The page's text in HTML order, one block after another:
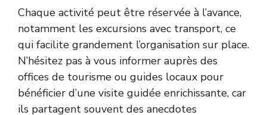
Chaque activité peut être réservée à l’avance,
notamment les excursions avec transport, ce
qui facilite grandement l’organisation sur place.
N’hésitez pas à vous informer auprès des
offices de tourisme ou guides locaux pour
bénéficier d’une visite guidée enrichissante, car
ils partagent souvent des anecdotes